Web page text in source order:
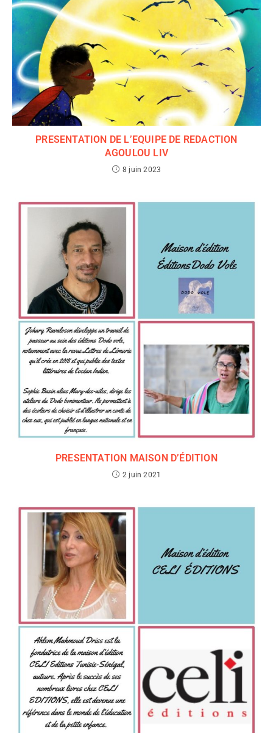
PRESENTATION DE L’EQUIPE DE REDACTION
AGOULOU LIV
8 juin 2023
PRESENTATION MAISON D’ÉDITION
2 juin 2021